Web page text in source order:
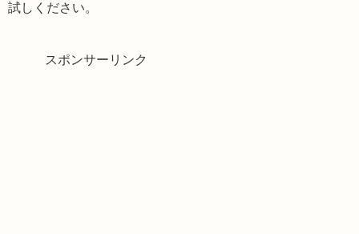
試しください。
スポンサーリンク